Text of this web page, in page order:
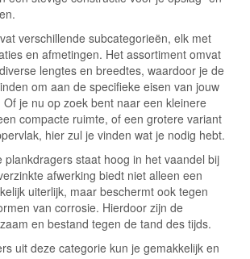
verschillende subcategorieën, elk met
en afmetingen. Het assortiment omvat
lengtes en breedtes, waardoor je de
om aan de specifieke eisen van jouw
je nu op zoek bent naar een kleinere
compacte ruimte, of een grotere variant
hier zul je vinden wat je nodig hebt.
plankdragers staat hoog in het vaandel bij
afwerking biedt niet alleen een
uiterlijk, maar beschermt ook tegen
van corrosie. Hierdoor zijn de
en bestand tegen de tand des tijds.
uit deze categorie kun je gemakkelijk en